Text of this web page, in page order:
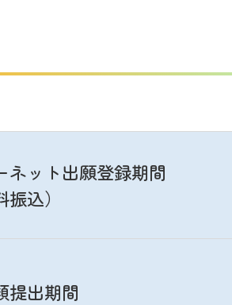
ネット出願登録期間
振込）
提出期間